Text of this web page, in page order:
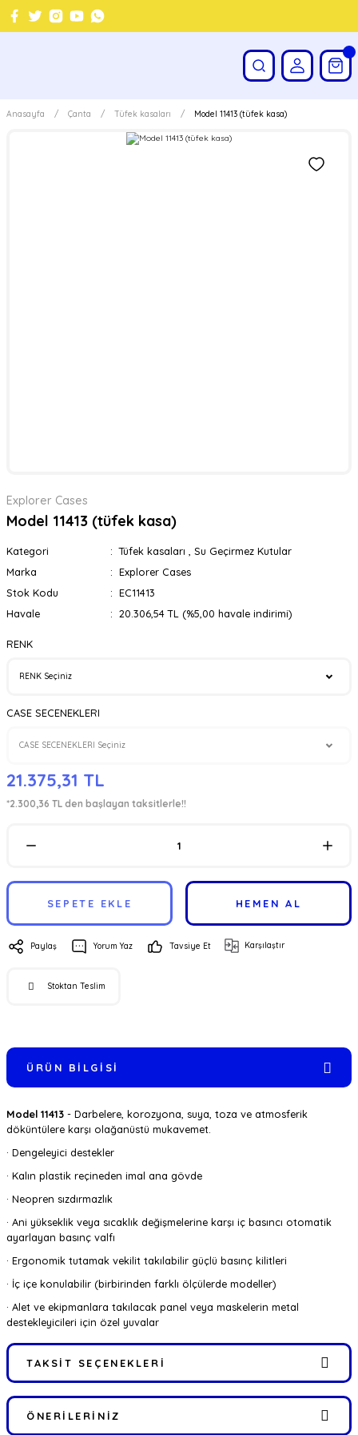
Anasayfa Çanta Tüfek kasaları Model 11413 (tüfek kasa)
Explorer Cases
Model 11413 (tüfek kasa)
Kategori Tüfek kasaları
Su Geçirmez Kutular
Marka
Explorer Cases
Stok Kodu
EC11413
Havale
20.306,54 TL (%5,00 havale indirimi)
RENK
CASE SECENEKLERI
21.375,31 TL
*2.300,36 TL den başlayan taksitlerle!!
SEPETE EKLE HEMEN AL
Paylaş Yorum Yaz Tavsiye Et Karşılaştır
Stoktan Teslim
ÜRÜN BILGISI
Model 11413 - Darbelere, korozyona, suya, toza ve atmosferik
döküntülere karşı olağanüstü mukavemet.
· Dengeleyici destekler
· Kalın plastik reçineden imal ana gövde
· Neopren sızdırmazlık
· Ani yükseklik veya sıcaklık değişmelerine karşı iç basıncı otomatik
ayarlayan basınç valfı
· Ergonomik tutamak vekilit takılabilir güçlü basınç kilitleri
· İç içe konulabilir (birbirinden farklı ölçülerde modeller)
· Alet ve ekipmanlara takılacak panel veya maskelerin metal
destekleyicileri için özel yuvalar
TAKSIT SEÇENEKLERI
ÖNERILERINIZ